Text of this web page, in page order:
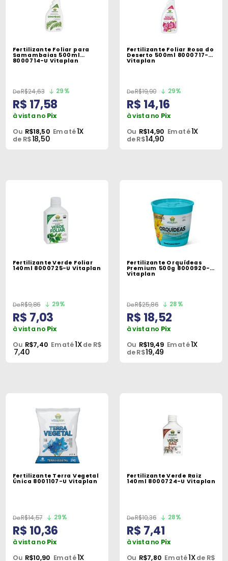
Fertilizante Foliar para
Samambaias 500ml
8000714-U Vitaplan
R$24,63 29%
R$ 17,58
à vista no Pix
Ou R$18,50 Em até1X
de R$18,50
Fertilizante Foliar Rosa do
Deserto 500ml 8000717-U
Vitaplan
R$19,90 29%
R$ 14,16
à vista no Pix
Ou R$14,90 Em até1X
de R$14,90
Fertilizante Verde Foliar
140ml 8000725-U Vitaplan
R$9,86 29%
R$ 7,03
à vista no Pix
Ou R$7,40 Em até1Xde R$
7,40
Fertilizante Orquídeas
Premium 500g 8000920-U
Vitaplan
R$25,86 28%
R$ 18,52
à vista no Pix
Ou R$19,49 Em até1X
de R$19,49
Fertilizante Terra Vegetal
Única 8001107-U Vitaplan
R$14,57 29%
R$ 10,36
à vista no Pix
Ou R$10,90 Em até1X
Fertilizante Verde Raiz
140ml 8000724-U Vitaplan
R$10,36 28%
R$ 7,41
à vista no Pix
Ou R$7,80 Em até1Xde R$